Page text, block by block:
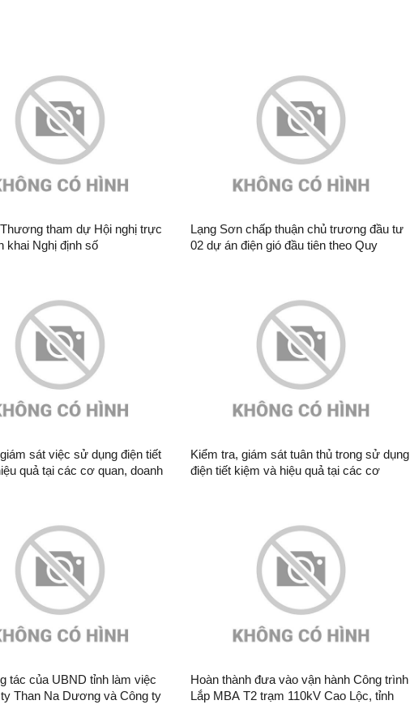
tham dự Hội nghị trực
khai Nghị định số
Lạng Sơn chấp thuận chủ trương đầu tư
02 dự án điện gió đầu tiên theo Quy
sát việc sử dụng điện tiết
quả tại các cơ quan, doanh
Kiểm tra, giám sát tuân thủ trong sử dụng
điện tiết kiệm và hiệu quả tại các cơ
tác của UBND tỉnh làm việc
Than Na Dương và Công ty
Hoàn thành đưa vào vận hành Công trình
Lắp MBA T2 trạm 110kV Cao Lộc, tỉnh